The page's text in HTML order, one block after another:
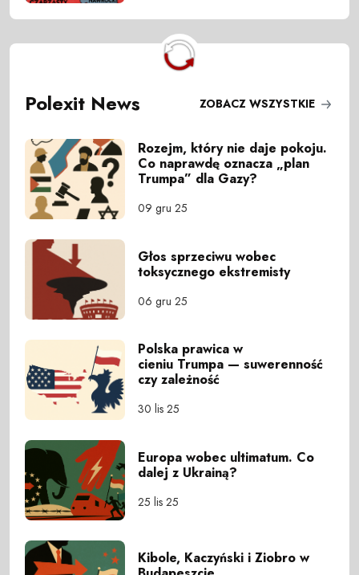
Polexit News ZOBACZ WSZYSTKIE
Rozejm, który nie daje pokoju.
Co naprawdę oznacza „plan
Trumpa” dla Gazy?
09 gru 25
Głos sprzeciwu wobec
toksycznego ekstremisty
06 gru 25
Polska prawica w
cieniu Trumpa — suwerenność
czy zależność
30 lis 25
Europa wobec ultimatum. Co
dalej z Ukrainą?
25 lis 25
Kibole, Kaczyński i Ziobro w